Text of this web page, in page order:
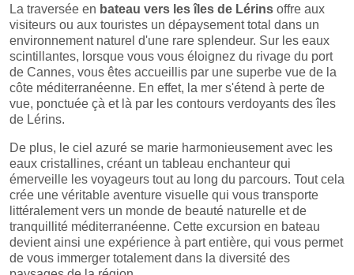
La traversée en bateau vers les îles de Lérins offre aux
visiteurs ou aux touristes un dépaysement total dans un
environnement naturel d'une rare splendeur. Sur les eaux
scintillantes, lorsque vous vous éloignez du rivage du port
de Cannes, vous êtes accueillis par une superbe vue de la
côte méditerranéenne. En effet, la mer s'étend à perte de
vue, ponctuée çà et là par les contours verdoyants des îles
de Lérins.
De plus, le ciel azuré se marie harmonieusement avec les
eaux cristallines, créant un tableau enchanteur qui
émerveille les voyageurs tout au long du parcours. Tout cela
crée une véritable aventure visuelle qui vous transporte
littéralement vers un monde de beauté naturelle et de
tranquillité méditerranéenne. Cette excursion en bateau
devient ainsi une expérience à part entière, qui vous permet
de vous immerger totalement dans la diversité des